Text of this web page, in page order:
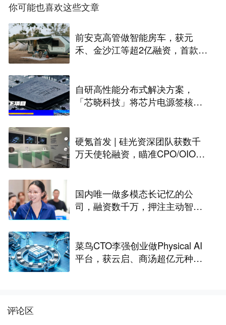
你可能也喜欢这些文章
前安克高管做智能房车，获元
禾、金沙江等超2亿融资，首款产
自研高性能分布式解决方案，
「芯晓科技」将芯片电源签核周
硬氪首发 | 硅光资深团队获数千
万天使轮融资，瞄准CPO/OIO下
国内唯一做多模态长记忆的公
司，融资数千万，押注主动智能
菜鸟CTO李强创业做Physical AI
平台，获云启、商汤超亿元种子
评论区